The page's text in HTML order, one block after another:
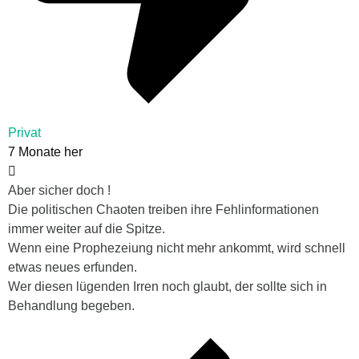
Privat
7 Monate her
Aber sicher doch !
Die politischen Chaoten treiben ihre Fehlinformationen
immer weiter auf die Spitze.
Wenn eine Prophezeiung nicht mehr ankommt, wird schnell
etwas neues erfunden.
Wer diesen lügenden Irren noch glaubt, der sollte sich in
Behandlung begeben.